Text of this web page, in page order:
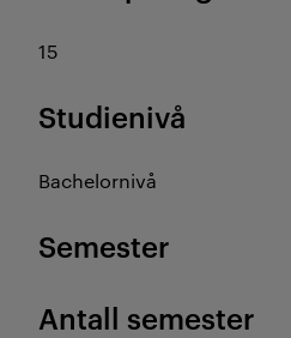
15
Studienivå
Bachelornivå
Semester
Antall semester